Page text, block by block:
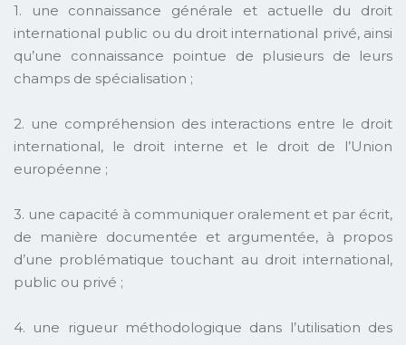
1. une connaissance générale et actuelle du droit
international public ou du droit international privé, ainsi
qu’une connaissance pointue de plusieurs de leurs
champs de spécialisation ;
2. une compréhension des interactions entre le droit
international, le droit interne et le droit de l’Union
européenne ;
3. une capacité à communiquer oralement et par écrit,
de manière documentée et argumentée, à propos
d’une problématique touchant au droit international,
public ou privé ;
4. une rigueur méthodologique dans l’utilisation des